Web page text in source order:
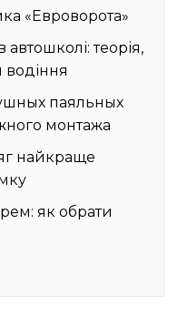
«Евроворота»
теорія,
водіння
паяльных
монтажа
найкраще
як обрати